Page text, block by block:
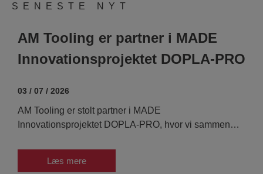
SENESTE NYT
AM Tooling er partner i MADE
Innovationsprojektet DOPLA-PRO
03 / 07 / 2026
AM Tooling er stolt partner i MADE
Innovationsprojektet DOPLA-PRO, hvor vi sammen
Plast...
Læs mere